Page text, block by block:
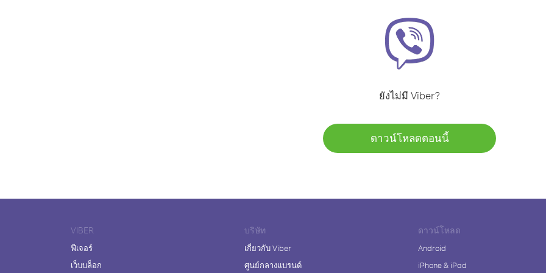
ยังไม่มี Viber?
ดาวน์โหลดตอนนี้
VIBER
ฟีเจอร์
เว็บบล็อก
บริษัท
เกี่ยวกับ Viber
ศูนย์กลางแบรนด์
ดาวน์โหลด
Android
iPhone & iPad